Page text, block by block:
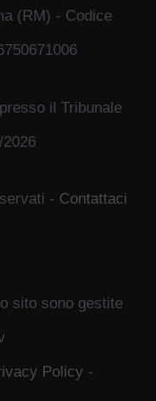
(RM) - Codice
il Tribunale
- Contattaci
sito sono gestite
Policy -